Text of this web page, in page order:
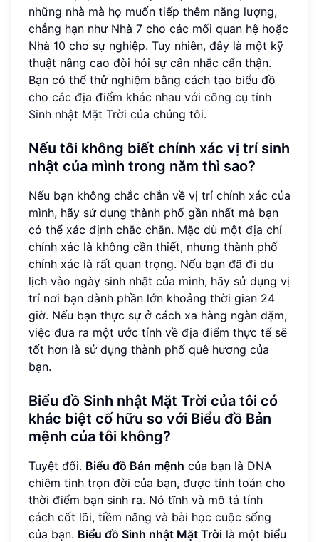
những nhà mà họ muốn tiếp thêm năng lượng,
chẳng hạn như Nhà 7 cho các mối quan hệ hoặc
Nhà 10 cho sự nghiệp. Tuy nhiên, đây là một kỹ
thuật nâng cao đòi hỏi sự cân nhắc cẩn thận.
Bạn có thể thử nghiệm bằng cách tạo biểu đồ
cho các địa điểm khác nhau với công cụ tính
Sinh nhật Mặt Trời của chúng tôi.
Nếu tôi không biết chính xác vị trí sinh
nhật của mình trong năm thì sao?
Nếu bạn không chắc chắn về vị trí chính xác của
mình, hãy sử dụng thành phố gần nhất mà bạn
có thể xác định chắc chắn. Mặc dù một địa chỉ
chính xác là không cần thiết, nhưng thành phố
chính xác là rất quan trọng. Nếu bạn đã đi du
lịch vào ngày sinh nhật của mình, hãy sử dụng vị
trí nơi bạn dành phần lớn khoảng thời gian 24
giờ. Nếu bạn thực sự ở cách xa hàng ngàn dặm,
việc đưa ra một ước tính về địa điểm thực tế sẽ
tốt hơn là sử dụng thành phố quê hương của
bạn.
Biểu đồ Sinh nhật Mặt Trời của tôi có
khác biệt cố hữu so với Biểu đồ Bản
mệnh của tôi không?
Tuyệt đối. Biểu đồ Bản mệnh của bạn là DNA
chiêm tinh trọn đời của bạn, được tính toán cho
thời điểm bạn sinh ra. Nó tĩnh và mô tả tính
cách cốt lõi, tiềm năng và bài học cuộc sống
của bạn. Biểu đồ Sinh nhật Mặt Trời là một biểu